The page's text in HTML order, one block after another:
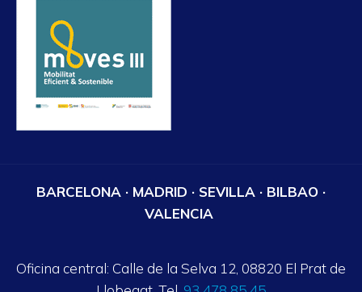
BARCELONA · MADRID · SEVILLA · BILBAO ·
VALENCIA
Oficina central: Calle de la Selva 12, 08820 El Prat de